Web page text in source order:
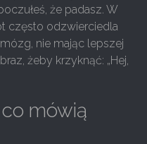
że padasz. W
często odzwierciedla
nie mając lepszej
żeby krzyknąć: „Hej,
mówią